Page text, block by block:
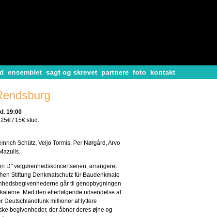
ensemblet sagt og skrevet partnere foto kontakt
19:00
/ 15€ stud.
Schütz, Veljo Tormis, Per Nørgård, Arvo
D" velgørenhedskoncertserien, arrangeret
Stiftung Denkmalschutz für Baudenkmale
går til genopbygningen
Med den efterfølgende udsendelse af
Deutschlandfunk millioner af lyttere
begivenheder, der åbner deres øjne og